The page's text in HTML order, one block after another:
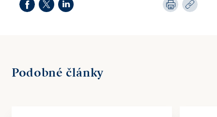
Podobné články